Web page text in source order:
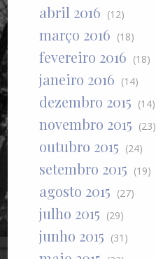
abril 2016 (12)
março 2016 (18)
fevereiro 2016 (18)
janeiro 2016 (14)
dezembro 2015 (14)
novembro 2015 (23)
outubro 2015 (24)
setembro 2015 (19)
agosto 2015 (27)
julho 2015 (29)
junho 2015 (31)